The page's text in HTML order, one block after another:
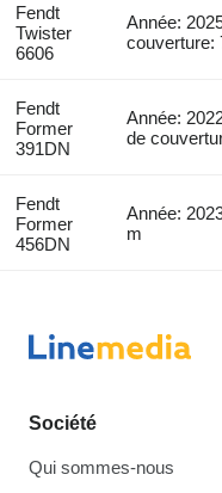
Fendt
Twister
6606
Année:
couverture:
Fendt
Former
391DN
Année:
de
Fendt
Former
456DN
Année:
m
Société
Qui sommes-nous